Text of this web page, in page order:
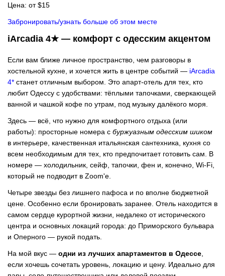
Цена: от $15
Забронировать/узнать больше об этом месте
iArcadia 4★ — комфорт с одесским акцентом
Если вам ближе личное пространство, чем разговоры в
хостельной кухне, и хочется жить в центре событий — iArcadia
4* станет отличным выбором. Это апарт-отель для тех, кто
любит Одессу с удобствами: тёплыми тапочками, сверкающей
ванной и чашкой кофе по утрам, под музыку далёкого моря.
Здесь — всё, что нужно для комфортного отдыха (или
работы): просторные номера с буржуазным одесским шиком
в интерьере, качественная итальянская сантехника, кухня со
всем необходимым для тех, кто предпочитает готовить сам. В
номере — холодильник, сейф, тапочки, фен и, конечно, Wi-Fi,
который не подводит в Zoom'е.
Четыре звезды без лишнего пафоса и по вполне бюджетной
цене. Особенно если бронировать заранее. Отель находится в
самом сердце курортной жизни, недалеко от исторического
центра и основных локаций города: до Приморского бульвара
и Оперного — рукой подать.
На мой вкус — одни из лучших апартаментов в Одессе
если хочешь сочетать уровень, локацию и цену. Идеально для